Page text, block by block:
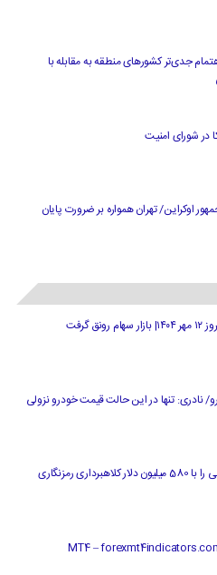
جدی‌تر کشورهای منطقه به مقابله با
در شورای امنیت
اوکراین/ تهران همواره بر ضرورت پایان
گرفت
نادری: تنها در این حالت قیمت خودرو نزولی
مقامات تایلندی ملی پرتغالی را با 580 میلیون دلار کلاهبرداری رمزنگاری